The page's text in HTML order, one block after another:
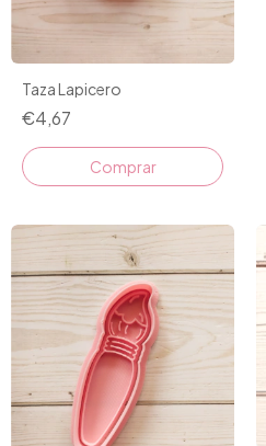
Taza Lapicero
€4,67
Comprar